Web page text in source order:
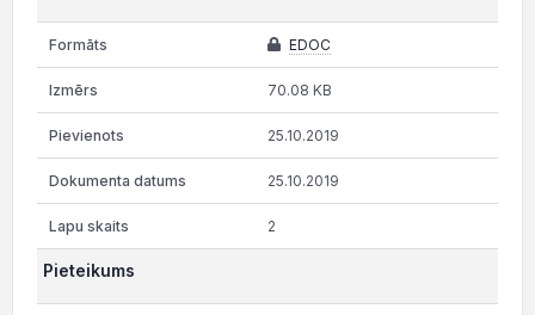
EDOC
70.08 KB
25.10.2019
25.10.2019
2
Pieteikums